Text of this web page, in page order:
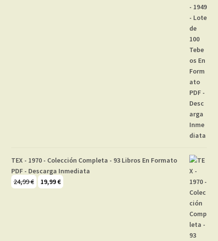
TEX - 1970 - Colección Completa - 93 Libros En Formato
PDF - Descarga Inmediata
24,99€
El19,99€